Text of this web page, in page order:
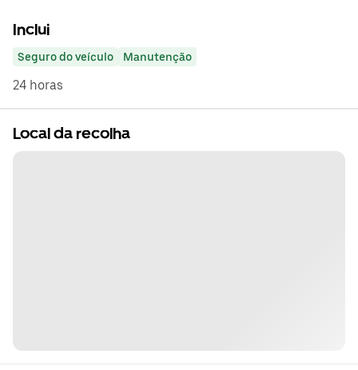
Inclui
Seguro do veículo Manutenção
24 horas
Local da recolha